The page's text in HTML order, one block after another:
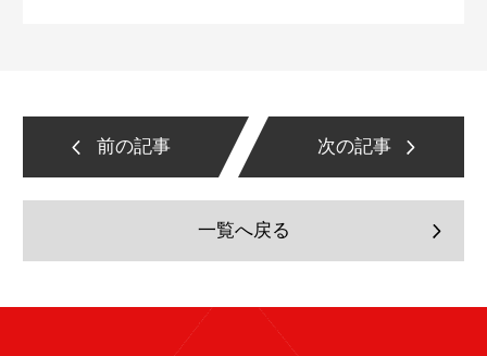
前の記事 次の記事
一覧へ戻る